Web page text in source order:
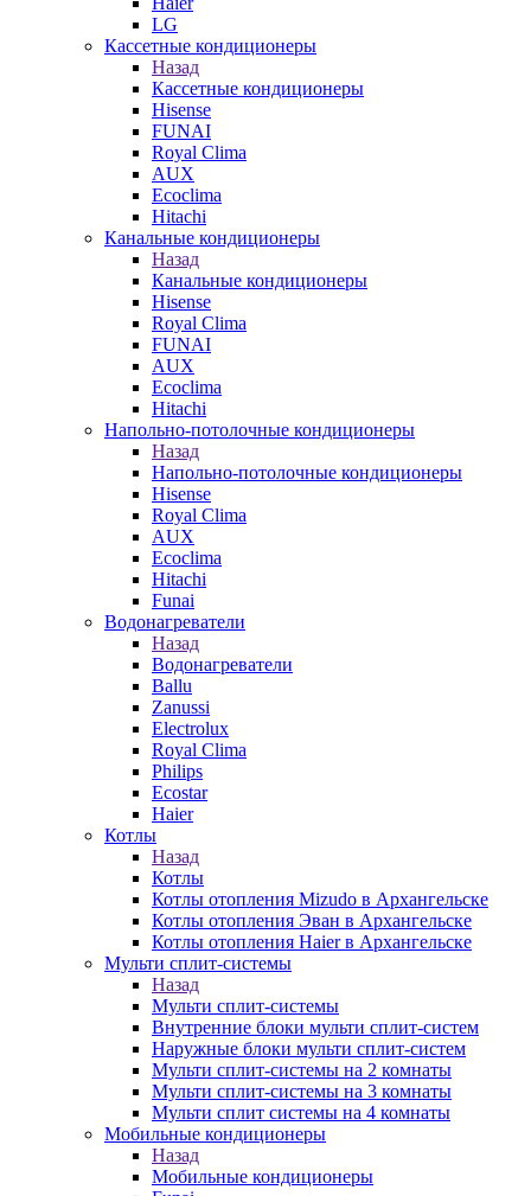
LG
Кассетные кондиционеры
Назад
Кассетные кондиционеры
Hisense
FUNAI
Royal Clima
AUX
Ecoclima
Hitachi
Канальные кондиционеры
Назад
Канальные кондиционеры
Hisense
Royal Clima
FUNAI
AUX
Ecoclima
Hitachi
Напольно-потолочные кондиционеры
Назад
Напольно-потолочные кондиционеры
Hisense
Royal Clima
AUX
Ecoclima
Hitachi
Funai
Водонагреватели
Назад
Водонагреватели
Ballu
Zanussi
Electrolux
Royal Clima
Philips
Ecostar
Haier
Котлы
Назад
Котлы
Котлы отопления Mizudo в Архангельске
Котлы отопления Эван в Архангельске
Котлы отопления Haier в Архангельске
Мульти сплит-системы
Назад
Мульти сплит-системы
Внутренние блоки мульти сплит-систем
Наружные блоки мульти сплит-систем
Мульти сплит-системы на 2 комнаты
Мульти сплит-системы на 3 комнаты
Мульти сплит системы на 4 комнаты
Мобильные кондиционеры
Назад
Мобильные кондиционеры